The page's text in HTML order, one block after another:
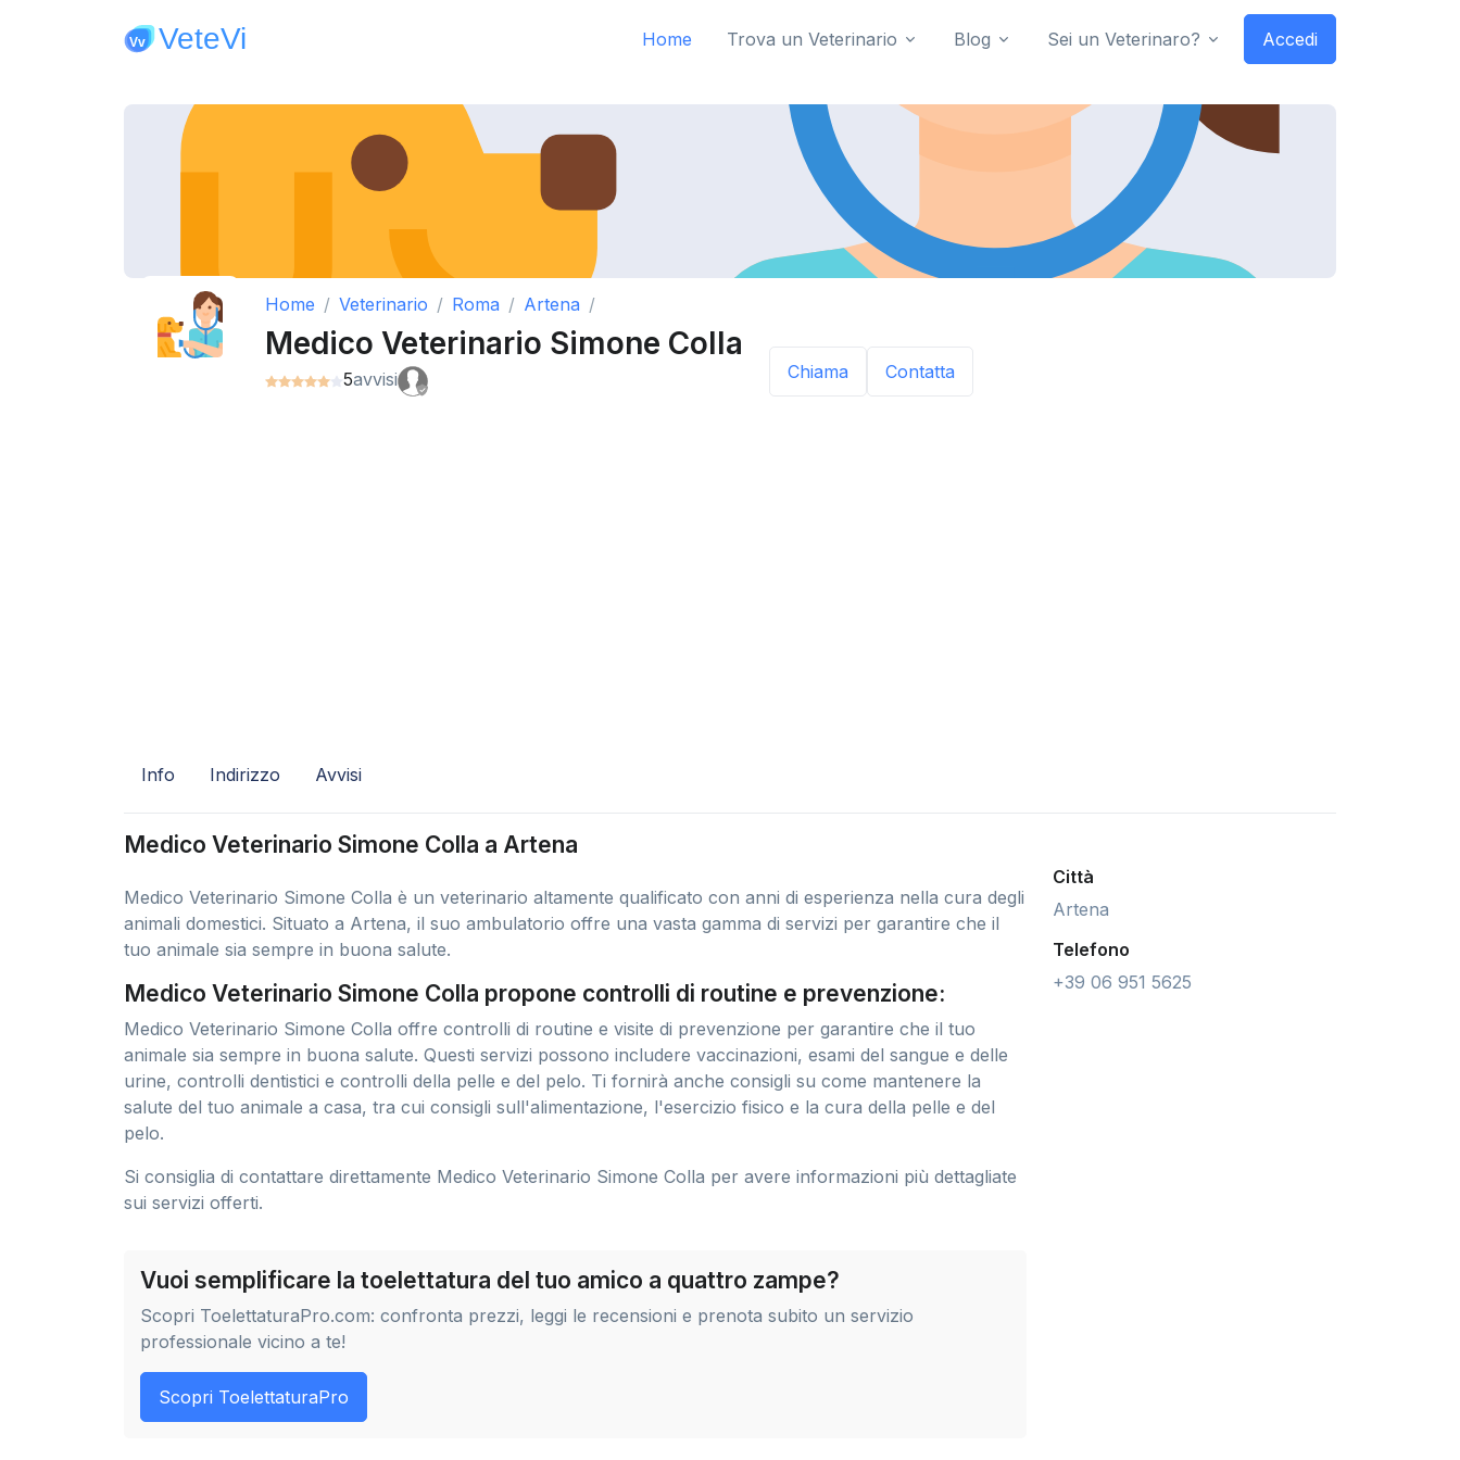
Home Trova un Veterinario Blog Sei un Veterinaro? Accedi
Home Veterinario Roma Artena
Medico Veterinario Simone Colla
5avvisi Chiama Contatta
Info Indirizzo Avvisi
Medico Veterinario Simone Colla a Artena
Città
Artena
Telefono
+39 06 951 5625
Medico Veterinario Simone Colla è un veterinario altamente qualificato con anni di esperienza nella cura degli
animali domestici. Situato a Artena, il suo ambulatorio offre una vasta gamma di servizi per garantire che il
tuo animale sia sempre in buona salute.
Medico Veterinario Simone Colla propone controlli di routine e prevenzione:
Medico Veterinario Simone Colla offre controlli di routine e visite di prevenzione per garantire che il tuo
animale sia sempre in buona salute. Questi servizi possono includere vaccinazioni, esami del sangue e delle
urine, controlli dentistici e controlli della pelle e del pelo. Ti fornirà anche consigli su come mantenere la
salute del tuo animale a casa, tra cui consigli sull'alimentazione, l'esercizio fisico e la cura della pelle e del
pelo.
Si consiglia di contattare direttamente Medico Veterinario Simone Colla per avere informazioni più dettagliate
sui servizi offerti.
Vuoi semplificare la toelettatura del tuo amico a quattro zampe?
Scopri ToelettaturaPro.com: confronta prezzi, leggi le recensioni e prenota subito un servizio
professionale vicino a te!
Scopri ToelettaturaPro